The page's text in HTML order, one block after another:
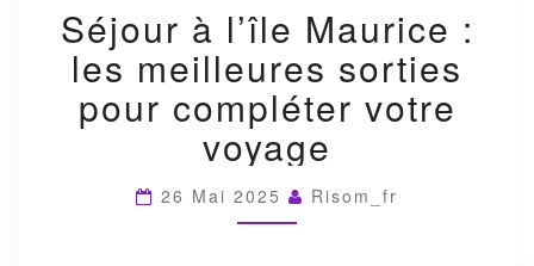
À
L’ÎLE
MAURICE
:
LES
MEILLEURES
SORTIES
POUR
COMPLÉTER
Séjour à l’île Maurice :
les meilleures sorties
pour compléter votre
voyage
26 Mai 2025 Risom_fr